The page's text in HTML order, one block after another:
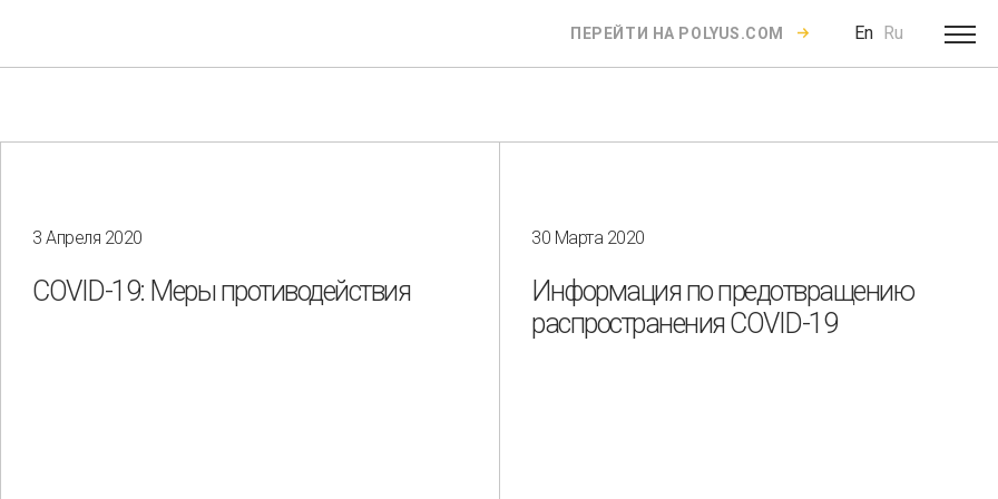
ПЕРЕЙТИ НА POLYUS.COM En Ru
Consent to the processing ofpersonal data
3 Апреля 2020
COVID-19: Меры противодействия
30 Марта 2020
Информация по предотвращению
распространения COVID-19